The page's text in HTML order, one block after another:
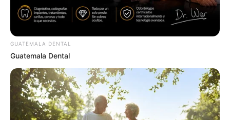
A Museum To Rihanna's Glory Could Soon Be
Opened
BRAINBERRIES
GUATEMALA DENTAL
Guatemala Dental